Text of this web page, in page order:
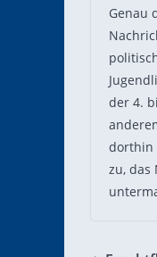
Genau
der 4.
dorthin
zu, das